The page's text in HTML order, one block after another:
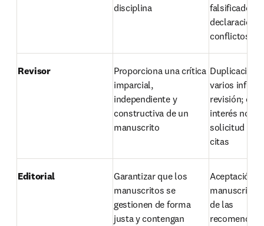
disciplina
falsificados;
declaración
conflictos de
Revisor
Proporciona una crítica
imparcial,
independiente y
constructiva de un
manuscrito
Duplicación
varios
revisión;
interés no
solicitud
citas
Editorial
Garantizar que los
manuscritos se
gestionen de forma
justa y contengan
Aceptación
manuscritos
de las